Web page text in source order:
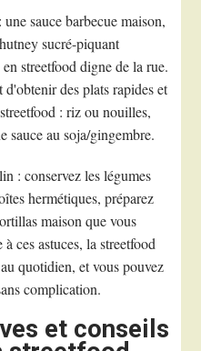
sauce barbecue maison,
sucré-piquant
streetfood digne de la rue.
des plats rapides et
: riz ou nouilles,
sauce au soja/gingembre.
: conservez les légumes
hermétiques, préparez
maison que vous
ces astuces, la streetfood
quotidien, et vous pouvez
complication.
et conseils